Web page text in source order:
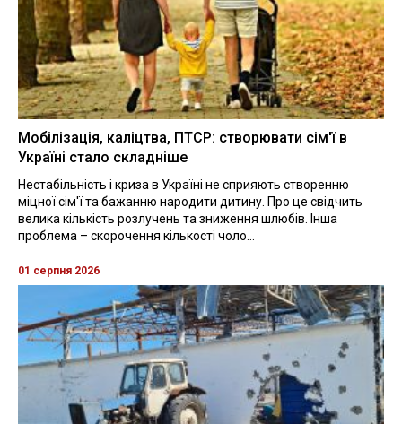
Мобілізація, каліцтва, ПТСР: створювати сім'ї в
Україні стало складніше
Нестабільність і криза в Україні не сприяють створенню
міцної сім'ї та бажанню народити дитину. Про це свідчить
велика кількість розлучень та зниження шлюбів. Інша
проблема – скорочення кількості чоло...
01 серпня 2026